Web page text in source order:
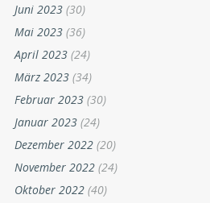
Juni 2023 (30)
Mai 2023 (36)
April 2023 (24)
März 2023 (34)
Februar 2023 (30)
Januar 2023 (24)
Dezember 2022 (20)
November 2022 (24)
Oktober 2022 (40)